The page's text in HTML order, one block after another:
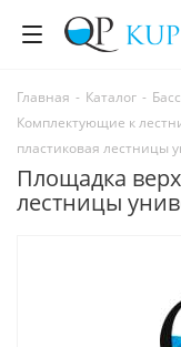
Главная - Каталог -
Комплектующие к
пластиковая лестницы
Площадка
лестницы